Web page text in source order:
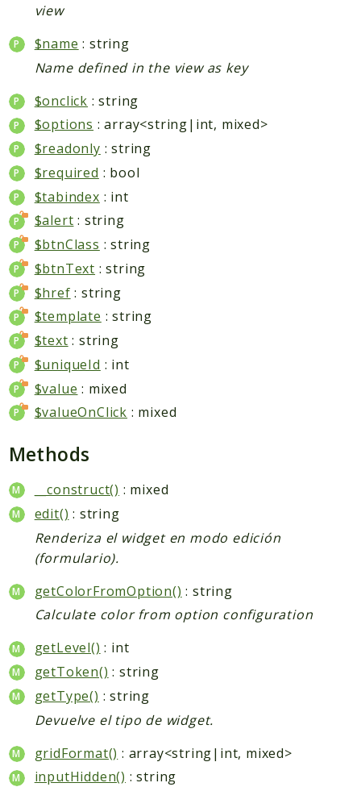
view
$name : string
Name defined in the view as key
$onclick : string
$options : array<string|int, mixed>
$readonly : string
$required : bool
$tabindex : int
$alert : string
$btnClass : string
$btnText : string
$href : string
$template : string
$text : string
$uniqueId : int
$value : mixed
$valueOnClick : mixed
Methods
__construct() : mixed
edit() : string
Renderiza el widget en modo edición
(formulario).
getColorFromOption() : string
Calculate color from option configuration
getLevel() : int
getToken() : string
getType() : string
Devuelve el tipo de widget.
gridFormat() : array<string|int, mixed>
inputHidden() : string